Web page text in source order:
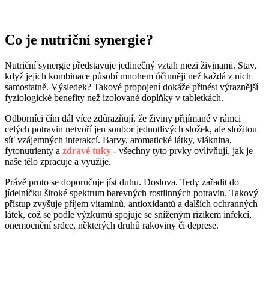
Co je nutriční synergie?
Nutriční synergie představuje jedinečný vztah mezi živinami. Stav,
když jejich kombinace působí mnohem účinněji než každá z nich
samostatně. Výsledek? Takové propojení dokáže přinést výraznější
fyziologické benefity než izolované doplňky v tabletkách.
Odborníci čím dál více zdůrazňují, že živiny přijímané v rámci
celých potravin netvoří jen soubor jednotlivých složek, ale složitou
síť vzájemných interakcí. Barvy, aromatické látky, vláknina,
fytonutrienty a zdravé tuky - všechny tyto prvky ovlivňují, jak je
naše tělo zpracuje a využije.
Právě proto se doporučuje jíst duhu. Doslova. Tedy zařadit do
jídelníčku široké spektrum barevných rostlinných potravin. Takový
přístup zvyšuje příjem vitaminů, antioxidantů a dalších ochranných
látek, což se podle výzkumů spojuje se sníženým rizikem infekcí,
onemocnění srdce, některých druhů rakoviny či deprese.